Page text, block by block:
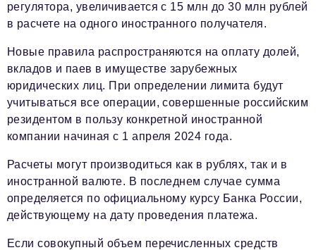
регулятора, увеличивается с 15 млн до 30 млн рублей
в расчете на одного иностранного получателя.
Новые правила распространяются на оплату долей,
вкладов и паев в имуществе зарубежных
юридических лиц. При определении лимита будут
учитываться все операции, совершенные российским
резидентом в пользу конкретной иностранной
компании начиная с 1 апреля 2024 года.
Расчеты могут производиться как в рублях, так и в
иностранной валюте. В последнем случае сумма
определяется по официальному курсу Банка России,
действующему на дату проведения платежа.
Если совокупный объем перечисленных средств